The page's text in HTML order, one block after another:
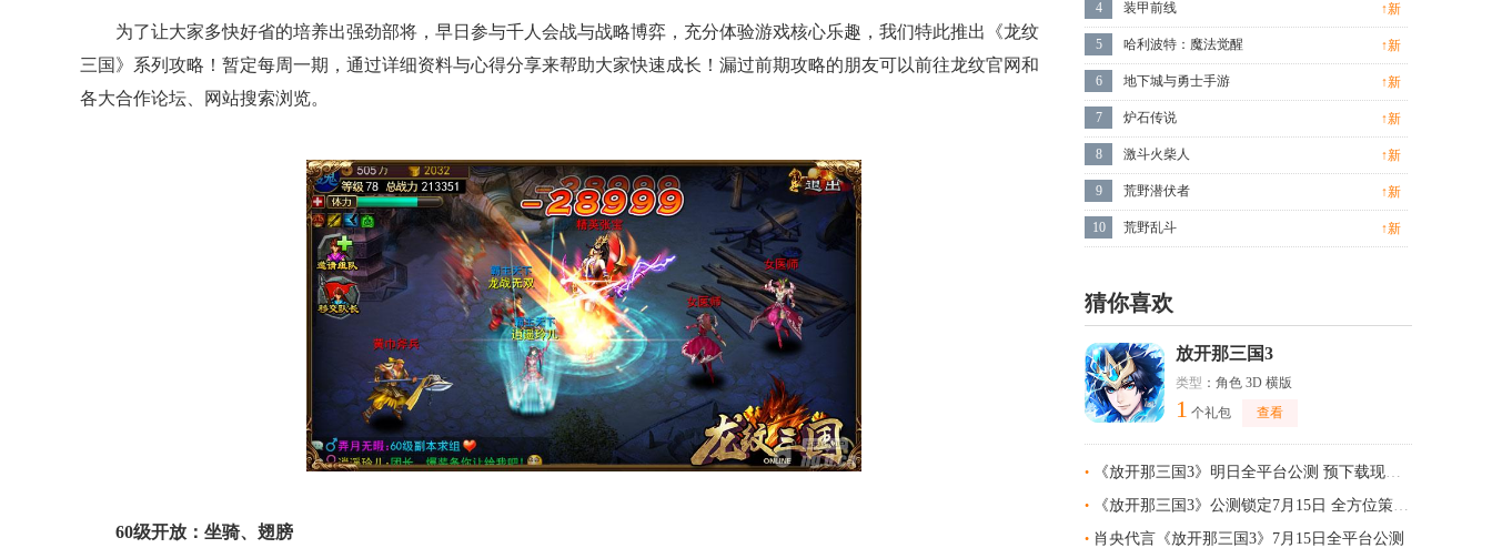
为了让大家多快好省的培养出强劲部将，早日参与千人会战与战略博弈，充分体验游戏核心乐趣，我们特此推出《龙纹
三国》系列攻略！暂定每周一期，通过详细资料与心得分享来帮助大家快速成长！漏过前期攻略的朋友可以前往龙纹官网和
各大合作论坛、网站搜索浏览。
60级开放：坐骑、翅膀
4 装甲前线 ↑新
5 哈利波特：魔法觉醒 ↑新
6 地下城与勇士手游 ↑新
7 炉石传说 ↑新
8 激斗火柴人 ↑新
9 荒野潜伏者 ↑新
10 荒野乱斗 ↑新
猜你喜欢
放开那三国3
类型 ：角色 3D 横版
1 个礼包 查看
• 《放开那三国3》明日全平台公测 预下载现已开启
• 《放开那三国3》公测锁定7月15日 全方位策略体系智胜战场
• 肖央代言《放开那三国3》7月15日全平台公测